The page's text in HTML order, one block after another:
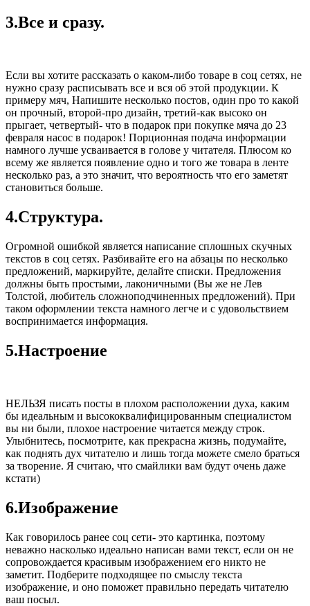
3.Все и сразу.
Если вы хотите рассказать о каком-либо товаре в соц сетях, не
нужно сразу расписывать все и вся об этой продукции. К
примеру мяч, Напишите несколько постов, один про то какой
он прочный, второй-про дизайн, третий-как высоко он
прыгает, четвертый- что в подарок при покупке мяча до 23
февраля насос в подарок! Порционная подача информации
намного лучше усваивается в голове у читателя. Плюсом ко
всему же является появление одно и того же товара в ленте
несколько раз, а это значит, что вероятность что его заметят
становиться больше.
4.Структура.
Огромной ошибкой является написание сплошных скучных
текстов в соц сетях. Разбивайте его на абзацы по несколько
предложений, маркируйте, делайте списки. Предложения
должны быть простыми, лаконичными (Вы же не Лев
Толстой, любитель сложноподчиненных предложений). При
таком оформлении текста намного легче и с удовольствием
воспринимается информация.
5.Настроение
НЕЛЬЗЯ писать посты в плохом расположении духа, каким
бы идеальным и высококвалифицированным специалистом
вы ни были, плохое настроение читается между строк.
Улыбнитесь, посмотрите, как прекрасна жизнь, подумайте,
как поднять дух читателю и лишь тогда можете смело браться
за творение. Я считаю, что смайлики вам будут очень даже
кстати)
6.Изображение
Как говорилось ранее соц сети- это картинка, поэтому
неважно насколько идеально написан вами текст, если он не
сопровождается красивым изображением его никто не
заметит. Подберите подходящее по смыслу текста
изображение, и оно поможет правильно передать читателю
ваш посыл.